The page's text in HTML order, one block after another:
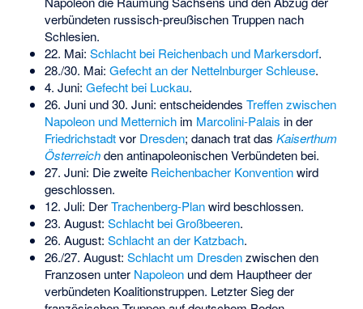
verbündeten russisch-preußischen Truppen nach
Schlesien.
22. Mai: Schlacht bei Reichenbach und Markersdorf.
28./30. Mai: Gefecht an der Nettelnburger Schleuse.
4. Juni: Gefecht bei Luckau.
26. Juni und 30. Juni: entscheidendes Treffen zwischen
Napoleon und Metternichim Marcolini-Palais in der
Friedrichstadtvor Dresden; danach trat das Kaiserthum
Österreichden antinapoleonischen Verbündeten bei.
27. Juni: Die zweite Reichenbacher Konventionwird
geschlossen.
12. Juli: DerTrachenberg-Planwird beschlossen.
23. August: Schlacht bei Großbeeren.
26. August: Schlacht an der Katzbach.
26./27. August: Schlacht um Dresdenzwischen den
Franzosen unter Napoleonund dem Hauptheer der
verbündeten Koalitionstruppen. Letzter Sieg der